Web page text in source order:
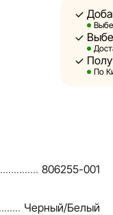
быть
и
порядке
Наша
По
806255-001
Черный/Белый